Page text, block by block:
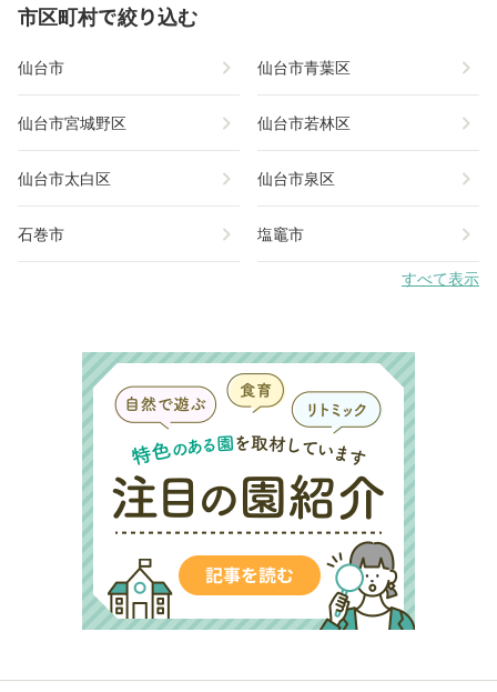
市区町村で絞り込む
仙台市 chevron_right 仙台市青葉区 chevron_right
仙台市宮城野区 chevron_right 仙台市若林区 chevron_right
仙台市太白区 chevron_right 仙台市泉区 chevron_right
石巻市 chevron_right 塩竈市 chevron_right
すべて表示